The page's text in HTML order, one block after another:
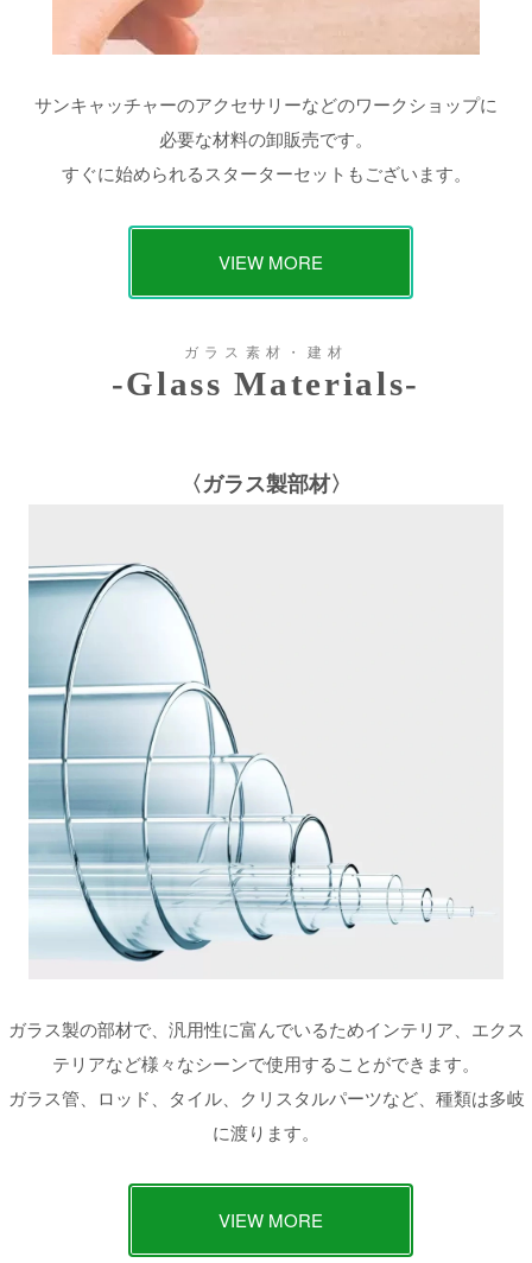
サンキャッチャーのアクセサリーなどのワークショップに
必要な材料の卸販売です。
すぐに始められるスターターセットもございます。
VIEW MORE
ガラス素材・建材
-Glass Materials-
〈ガラス製部材〉
ガラス製の部材で、汎用性に富んでいるためインテリア、エクス
テリアなど様々なシーンで使用することができます。
ガラス管、ロッド、タイル、クリスタルパーツなど、種類は多岐
に渡ります。
VIEW MORE